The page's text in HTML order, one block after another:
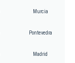
Murcia
Pontevedra
Madrid